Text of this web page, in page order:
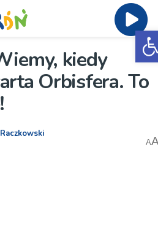
kiedy
Orbisfera. To
A